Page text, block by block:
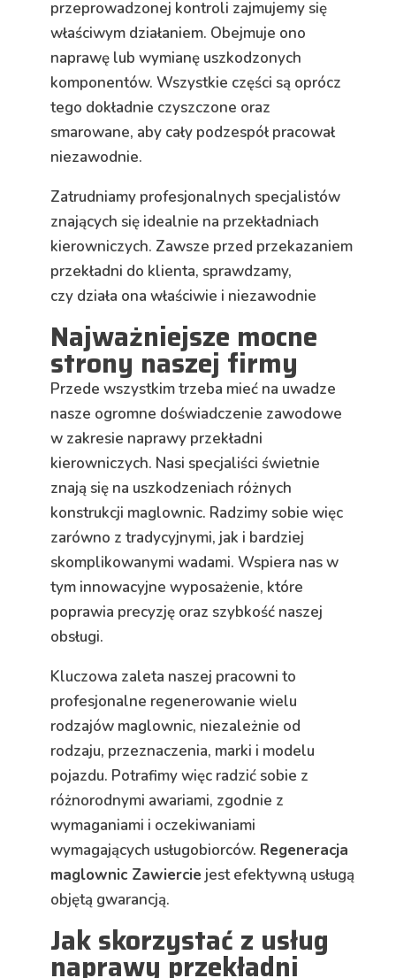
przeprowadzonej kontroli zajmujemy się
właściwym działaniem. Obejmuje ono
naprawę lub wymianę uszkodzonych
komponentów. Wszystkie części są oprócz
tego dokładnie czyszczone oraz
smarowane, aby cały podzespół pracował
niezawodnie.
Zatrudniamy profesjonalnych specjalistów
znających się idealnie na przekładniach
kierowniczych. Zawsze przed przekazaniem
przekładni do klienta, sprawdzamy,
czydziała ona właściwie i niezawodnie
Najważniejsze mocne
strony naszej firmy
Przede wszystkim trzeba mieć na uwadze
nasze ogromne doświadczenie zawodowe
w zakresie naprawy przekładni
kierowniczych. Nasi specjaliści świetnie
znają się na uszkodzeniach różnych
konstrukcji maglownic. Radzimy sobie więc
zarówno z tradycyjnymi, jak i bardziej
skomplikowanymi wadami. Wspiera nas w
tym innowacyjne wyposażenie, które
poprawia precyzję oraz szybkość naszej
obsługi.
Kluczowa zaleta naszej pracowni to
profesjonalne regenerowanie wielu
rodzajów maglownic, niezależnie od
rodzaju, przeznaczenia, marki i modelu
pojazdu. Potrafimy więc radzić sobie z
różnorodnymi awariami, zgodnie z
wymaganiami i oczekiwaniami
wymagających usługobiorców. Regeneracja
maglownic Zawiercie jest efektywną usługą
objętą gwarancją.
Jak skorzystać z usług
naprawy przekładni